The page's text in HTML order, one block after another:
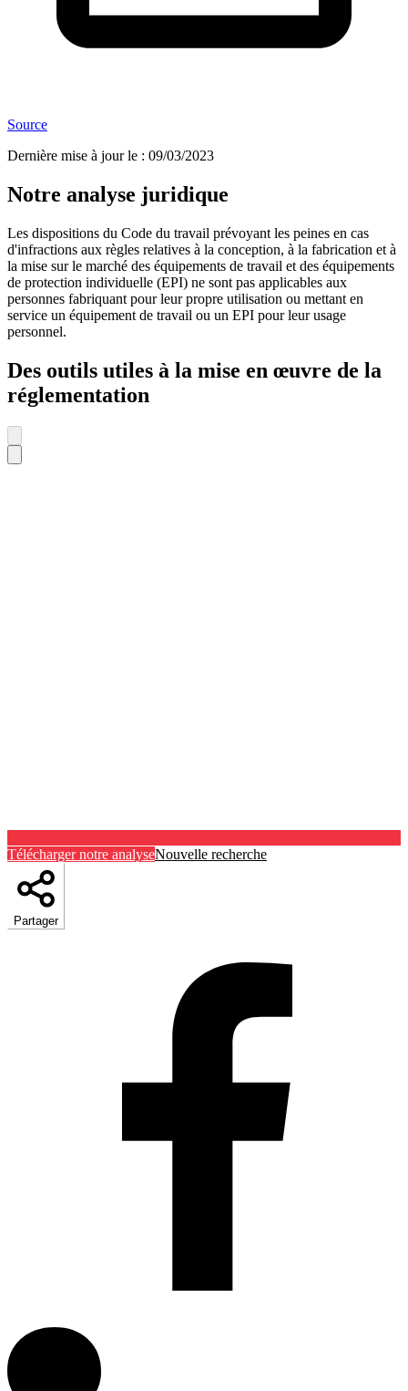
Source
Dernière mise à jour le : 09/03/2023
Notre analyse juridique
Les dispositions du Code du travail prévoyant les peines en cas
d'infractions aux règles relatives à la conception, à la fabrication et à
la mise sur le marché des équipements de travail et des équipements
de protection individuelle (EPI) ne sont pas applicables aux
personnes fabriquant pour leur propre utilisation ou mettant en
service un équipement de travail ou un EPI pour leur usage
personnel.
Des outils utiles à la mise en œuvre de la
réglementation
Télécharger notre analyseNouvelle recherche
Partager